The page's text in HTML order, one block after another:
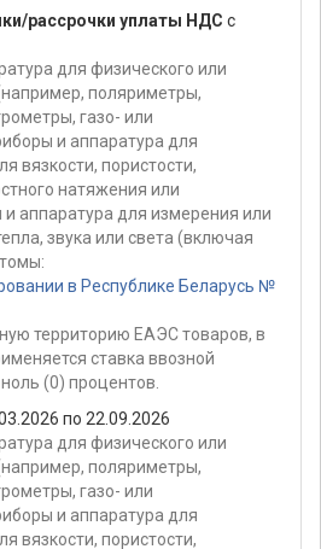
рассрочки уплаты НДС с
для физического или
поляриметры,
газо- или
и аппаратура для
вязкости, пористости,
натяжения или
аппаратура для измерения или
звука или света (включая
в Республике Беларусь №
территорию ЕАЭС товаров, в
ставка ввозной
(0) процентов.
по 22.09.2026
для физического или
поляриметры,
газо- или
и аппаратура для
вязкости, пористости,